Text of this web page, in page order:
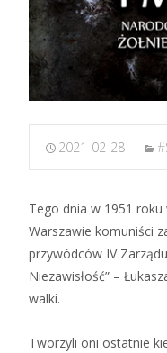
2021-02-28
Tego dnia w 1951
Warszawie komuniści
przywódców IV
Niezawisłość” –
walki.
Tworzyli oni ostatnie